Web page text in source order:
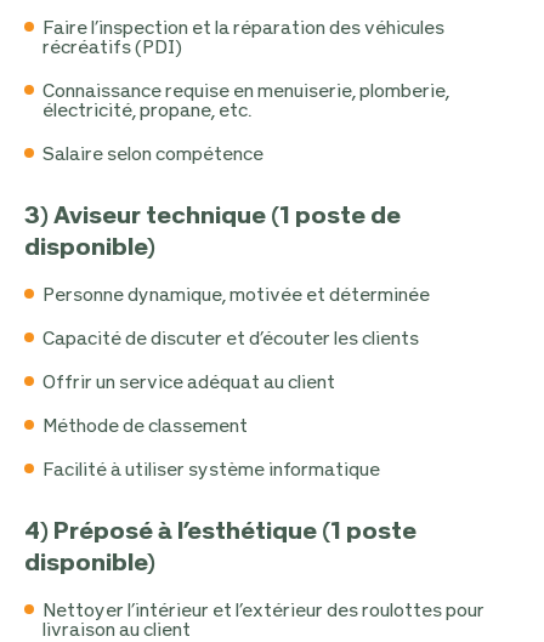
Faire l’inspection et la réparation des véhicules
récréatifs (PDI)
Connaissance requise en menuiserie, plomberie,
électricité, propane, etc.
Salaire selon compétence
3) Aviseur technique (1 poste de
disponible)
Personne dynamique, motivée et déterminée
Capacité de discuter et d’écouter les clients
Offrir un service adéquat au client
Méthode de classement
Facilité à utiliser système informatique
4) Préposé à l’esthétique (1 poste
disponible)
Nettoyer l’intérieur et l’extérieur des roulottes pour
livraison au client